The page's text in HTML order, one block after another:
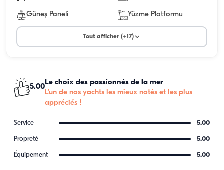
Güneş Paneli Yüzme Platformu
Tout afficher (+17)
5.00
Le choix des passionnés de la mer
L'un de nos yachts les mieux notés et les plus
appréciés !
Service 5.00
Propreté 5.00
Équipement 5.00